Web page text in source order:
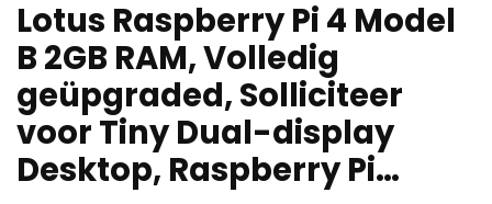
Lotus Raspberry Pi 4 Model
B 2GB RAM, Volledig
geüpgraded, Solliciteer
voor Tiny Dual-display
Desktop, Raspberry Pi…